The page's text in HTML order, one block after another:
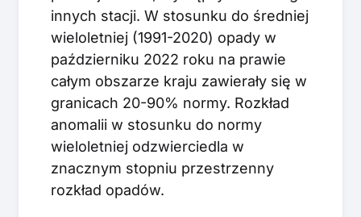
innych stacji. W stosunku do średniej
wieloletniej (1991-2020) opady w
październiku 2022 roku na prawie
całym obszarze kraju zawierały się w
granicach 20-90% normy. Rozkład
anomalii w stosunku do normy
wieloletniej odzwierciedla w
znacznym stopniu przestrzenny
rozkład opadów.